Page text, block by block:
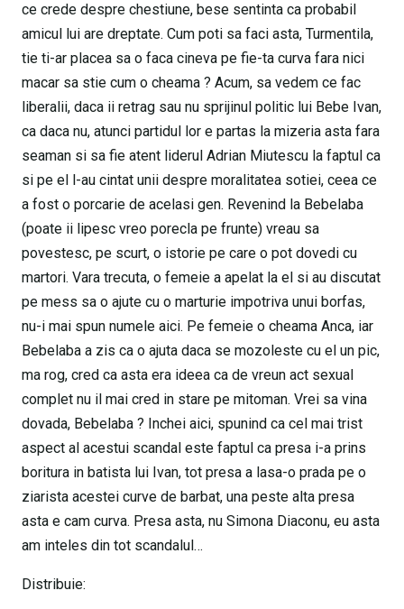
ce crede despre chestiune, bese sentinta ca probabil
amicul lui are dreptate. Cum poti sa faci asta, Turmentila,
tie ti-ar placea sa o faca cineva pe fie-ta curva fara nici
macar sa stie cum o cheama ? Acum, sa vedem ce fac
liberalii, daca ii retrag sau nu sprijinul politic lui Bebe Ivan,
ca daca nu, atunci partidul lor e partas la mizeria asta fara
seaman si sa fie atent liderul Adrian Miutescu la faptul ca
si pe el l-au cintat unii despre moralitatea sotiei, ceea ce
a fost o porcarie de acelasi gen. Revenind la Bebelaba
(poate ii lipesc vreo porecla pe frunte) vreau sa
povestesc, pe scurt, o istorie pe care o pot dovedi cu
martori. Vara trecuta, o femeie a apelat la el si au discutat
pe mess sa o ajute cu o marturie impotriva unui borfas,
nu-i mai spun numele aici. Pe femeie o cheama Anca, iar
Bebelaba a zis ca o ajuta daca se mozoleste cu el un pic,
ma rog, cred ca asta era ideea ca de vreun act sexual
complet nu il mai cred in stare pe mitoman. Vrei sa vina
dovada, Bebelaba ? Inchei aici, spunind ca cel mai trist
aspect al acestui scandal este faptul ca presa i-a prins
boritura in batista lui Ivan, tot presa a lasa-o prada pe o
ziarista acestei curve de barbat, una peste alta presa
asta e cam curva. Presa asta, nu Simona Diaconu, eu asta
am inteles din tot scandalul…
Distribuie: